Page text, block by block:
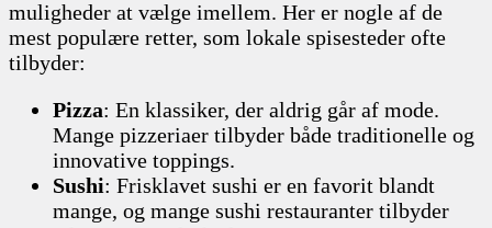
muligheder at vælge imellem. Her er nogle af de
mest populære retter, som lokale spisesteder ofte
tilbyder:
Pizza: En klassiker, der aldrig går af mode.
Mange pizzeriaer tilbyder både traditionelle og
innovative toppings.
Sushi: Frisklavet sushi er en favorit blandt
mange, og mange sushi restauranter tilbyder